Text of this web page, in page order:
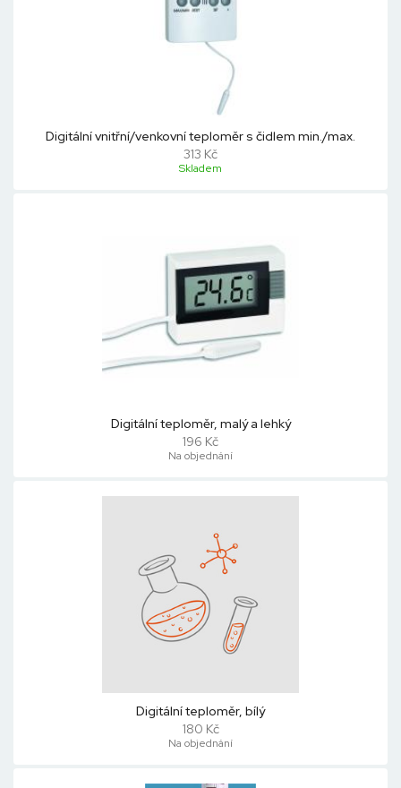
Digitální vnitřní/venkovní teploměr s čidlem min./max.
313 Kč
Skladem
Digitální teploměr, malý a lehký
196 Kč
Na objednání
Digitální teploměr, bílý
180 Kč
Na objednání